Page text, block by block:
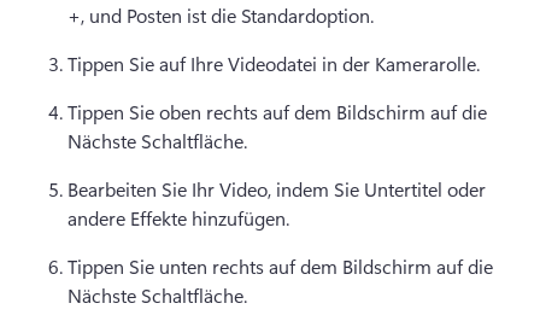
+, und Posten ist die Standardoption.
Tippen Sie auf Ihre Videodatei in der Kamerarolle.
Tippen Sie oben rechts auf dem Bildschirm auf die
Nächste Schaltfläche.
Bearbeiten Sie Ihr Video, indem Sie Untertitel oder
andere Effekte hinzufügen.
Tippen Sie unten rechts auf dem Bildschirm auf die
Nächste Schaltfläche.